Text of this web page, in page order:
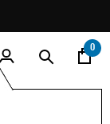
0